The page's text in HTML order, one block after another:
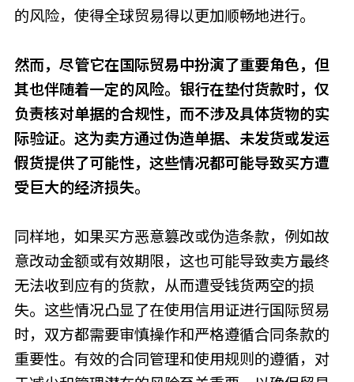
的风险，使得全球贸易得以更加顺畅地进行。
然而，尽管它在国际贸易中扮演了重要角色，但
其也伴随着一定的风险。银行在垫付货款时，仅
负责核对单据的合规性，而不涉及具体货物的实
际验证。这为卖方通过伪造单据、未发货或发运
假货提供了可能性，这些情况都可能导致买方遭
受巨大的经济损失。
同样地，如果买方恶意篡改或伪造条款，例如故
意改动金额或有效期限，这也可能导致卖方最终
无法收到应有的货款，从而遭受钱货两空的损
失。这些情况凸显了在使用信用证进行国际贸易
时，双方都需要审慎操作和严格遵循合同条款的
重要性。有效的合同管理和使用规则的遵循，对